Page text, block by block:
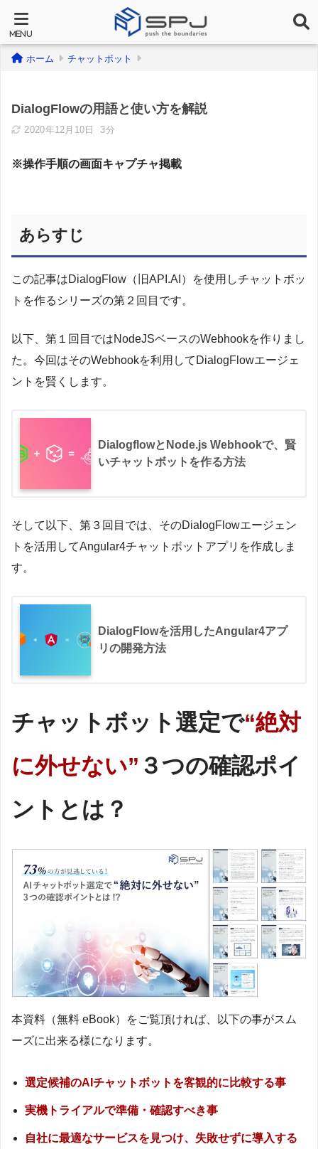
ホーム チャットボット
DialogFlowの用語と使い方を解説
2020年12月10日 3分
※操作手順の画面キャプチャ掲載
あらすじ
この記事はDialogFlow（旧API.AI）を使用しチャットボッ
トを作るシリーズの第２回目です。
以下、第１回目ではNodeJSベースのWebhookを作りまし
た。今回はそのWebhookを利用してDialogFlowエージェ
ントを賢くします。
DialogflowとNode.js Webhookで、賢
いチャットボットを作る方法
そして以下、第３回目では、そのDialogFlowエージェン
トを活用してAngular4チャットボットアプリを作成しま
す。
DialogFlowを活用したAngular4アプ
リの開発方法
チャットボット選定で“絶対
に外せない” ３つの確認ポイ
ントとは？
本資料（無料 eBook）をご覧頂ければ、以下の事がスム
ーズに出来る様になります。
選定候補のAIチャットボットを客観的に比較する事
実機トライアルで準備・確認すべき事
自社に最適なサービスを見つけ、失敗せずに導入する